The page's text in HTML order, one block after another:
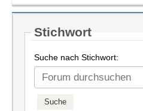
Stichwort
Suche nach Stichwort: